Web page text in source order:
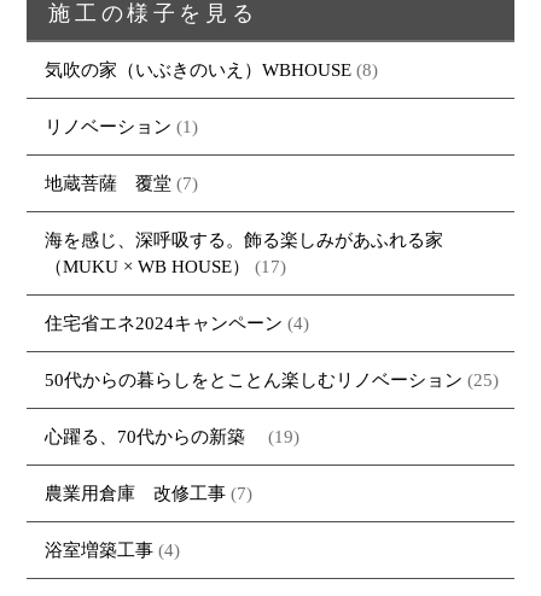
施工の様子を見る
気吹の家（いぶきのいえ）WBHOUSE (8)
リノベーション (1)
地蔵菩薩 覆堂 (7)
海を感じ、深呼吸する。飾る楽しみがあふれる家
（MUKU × WB HOUSE）
(17)
住宅省エネ2024キャンペーン (4)
50代からの暮らしをとことん楽しむリノベーション (25)
心躍る、70代からの新築 (19)
農業用倉庫 改修工事 (7)
浴室増築工事 (4)
トップページ
ブログ
イベント
会社案内
お問い合わせ
・資料請求
商品紹介
・DENTOU
・MARUTA
・CUSTOM
・REFORM
家（施工事例一覧）
・DENTOUの家一覧
・REFORMの家一覧
お家見守り隊